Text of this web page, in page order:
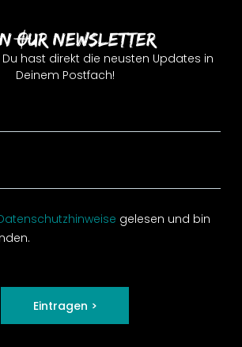
Our Newsletter
hast direkt die neusten Updates in
Deinem Postfach!
gelesen und bin
Eintragen >